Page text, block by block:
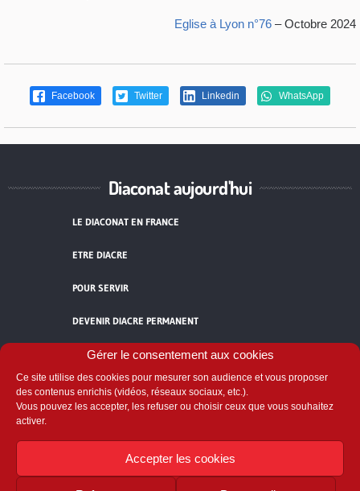
Gérer le consentement aux cookies
Ce site utilise des cookies pour mesurer son audience et vous proposer
des contenus enrichis (vidéos, réseaux sociaux, etc.).
Vous pouvez les accepter, les refuser ou choisir ceux que vous souhaitez
activer.
Accepter les cookies
Eglise à Lyon n°76 – Octobre 2024
Facebook Twitter Linkedin WhatsApp
Diaconat aujourd'hui
LE DIACONAT EN FRANCE
ETRE DIACRE
POUR SERVIR
DEVENIR DIACRE PERMANENT
TÉMOIGNAGES
ACCUEIL